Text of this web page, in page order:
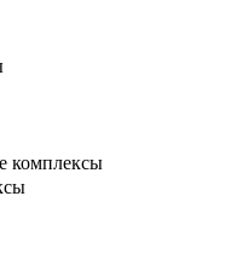
комплексы